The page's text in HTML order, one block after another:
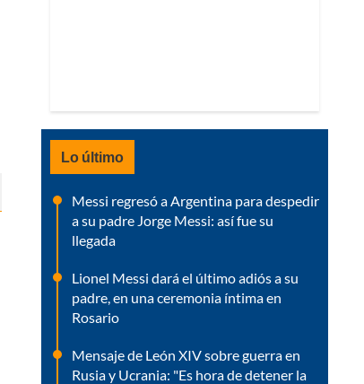
Lo último
Messi regresó a Argentina para despedir
a su padre Jorge Messi: así fue su
llegada
Lionel Messi dará el último adiós a su
padre, en una ceremonia íntima en
Rosario
Mensaje de León XIV sobre guerra en
Rusia y Ucrania: "Es hora de detener la